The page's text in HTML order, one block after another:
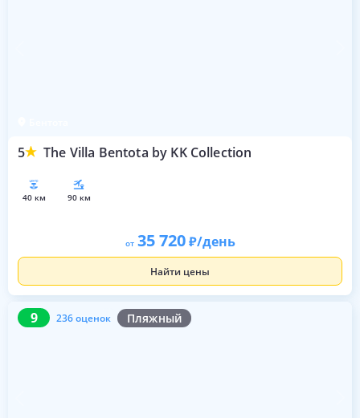
5 The Villa Bentota by KK Collection
40 км 90 км
от 35 720 /день
Найти цены
9 236 оценок Пляжный
9 236 оценок